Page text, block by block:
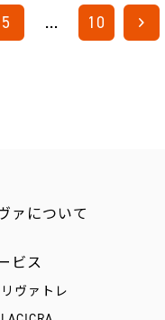
5 … 10
ァについて
ビス
リヴァトレ